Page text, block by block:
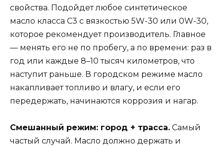
свойства. Подойдет любое синтетическое
масло класса C3 с вязкостью 5W-30 или 0W-30,
которое рекомендует производитель. Главное
— менять его не по пробегу, а по времени: раз в
год или каждые 8–10 тысяч километров, что
наступит раньше. В городском режиме масло
накапливает топливо и влагу, и если его
передержать, начинаются коррозия и нагар.
Смешанный режим: город + трасса. Самый
частый случай. Масло должно держать и